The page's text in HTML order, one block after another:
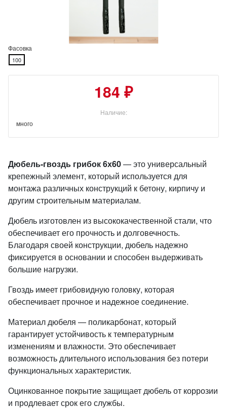
Фасовка
100
184 ₽
Наличие:
много
Дюбель-гвоздь грибок 6х60— это универсальный
крепежный элемент, который используется для
монтажа различных конструкций к бетону, кирпичу и
другим строительным материалам.
Дюбель изготовлен из высококачественной стали, что
обеспечивает его прочность и долговечность.
Благодаря своей конструкции, дюбель надежно
фиксируется в основании и способен выдерживать
большие нагрузки.
Гвоздь имеет грибовидную головку, которая
обеспечивает прочное и надежное соединение.
Материал дюбеля — поликарбонат, который
гарантирует устойчивость к температурным
изменениям и влажности. Это обеспечивает
возможность длительного использования без потери
функциональных характеристик.
Оцинкованное покрытие защищает дюбель от коррозии
и продлевает срок его службы.